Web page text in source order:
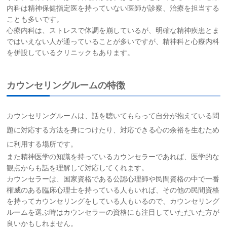
内科は精神保健指定医を持っていない医師が診察、治療を担当する
ことも多いです。
心療内科は、ストレスで体調を崩しているが、明確な精神疾患とま
ではいえない人が通っていることが多いですが、精神科と心療内科
を併設しているクリニックもあります。
カウンセリングルームの特徴
カウンセリングルームは、話を聴いてもらって自分が抱えている問
題に対応する方法を身につけたり、対応できる心の余裕を生むため
に利用する場所です。
また精神医学の知識を持っているカウンセラーであれば、医学的な
観点からも話を理解して対応してくれます。
カウンセラーは、国家資格である公認心理師や民間資格の中で一番
権威のある臨床心理士を持っている人もいれば、その他の民間資格
を持ってカウンセリングをしている人もいるので、カウンセリング
ルームを選ぶ時はカウンセラーの資格にも注目していただいた方が
良いかもしれません。